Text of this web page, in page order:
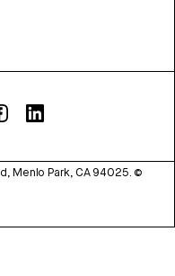
Menlo Park, CA 94025. ©